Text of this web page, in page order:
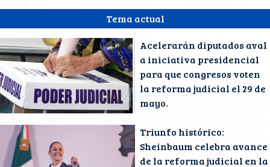
Tema actual
Acelerarán diputados aval
a iniciativa presidencial
para que congresos voten
la reforma judicial el 29 de
mayo.
Triunfo histórico:
Sheinbaum celebra avance
de la reforma judicial en la